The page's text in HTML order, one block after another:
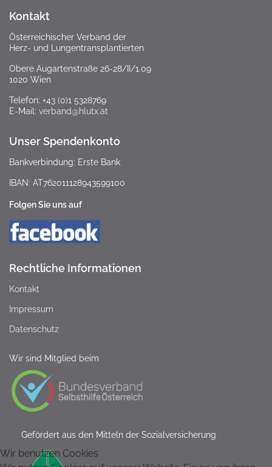
Kontakt
Österreichischer Verband der
Herz- und Lungentransplantierten
Obere Augartenstraße 26-28/II/1.09
1020 Wien
Telefon: +43 (0)1 5328769
E-Mail: verband@hlutx.at
Unser Spendenkonto
Bankverbindung: Erste Bank
IBAN: AT762011128943599100
Folgen Sie uns auf
Rechtliche Informationen
Kontakt
Impressum
Datenschutz
Wir sind Mitglied beim
Gefördert aus den Mitteln der Sozialversicherung
Wir benutzen Cookies